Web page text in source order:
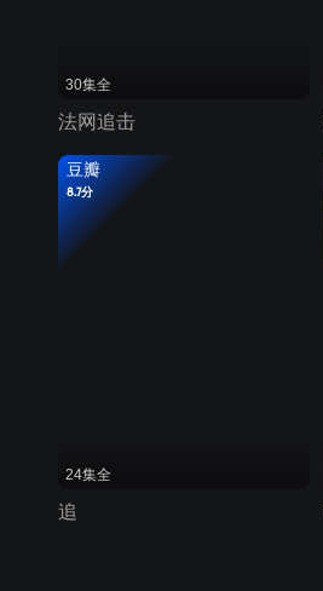
30集全
法网追击
豆瓣
8.7分
24集全
追